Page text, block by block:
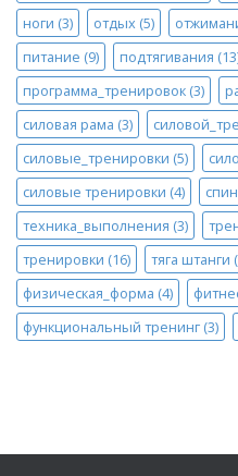
ноги (3) отдых (5)
питание (9) подтягивания
программа_тренировок (3)
силовая рама (3)
силовые_тренировки (5)
силовые тренировки (4)
техника_выполнения (3)
тренировки (16) тяга штанги
физическая_форма (4)
функциональный тренинг (3)